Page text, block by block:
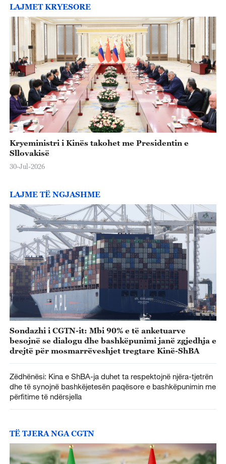
LAJMET KRYESORE
Kryeministri i Kinës takohet me Presidentin e
Sllovakisë
30-Jul-2026
LAJME TË NGJASHME
Sondazhi i CGTN-it: Mbi 90% e të anketuarve
besojnë se dialogu dhe bashkëpunimi janë zgjedhja e
drejtë për mosmarrëveshjet tregtare Kinë-ShBA
Zëdhënësi: Kina e ShBA-ja duhet ta respektojnë njëra-tjetrën
dhe të synojnë bashkëjetesën paqësore e bashkëpunimin me
përfitime të ndërsjella
TË TJERA NGA CGTN